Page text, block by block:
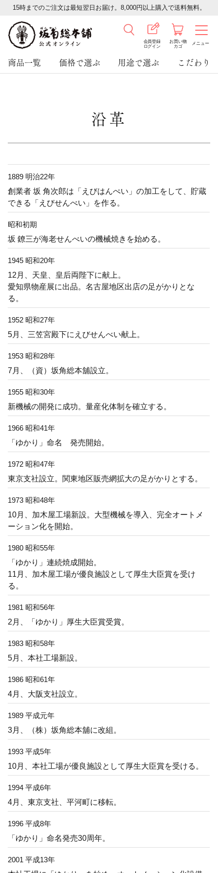
15時までのご注文は最短翌日お届け。8,000円以上購入で送料無料。
会員登録
ログイン
お買い物
カゴ
メニュー
商品一覧 価格で選ぶ 用途で選ぶ こだわり
沿革
1889 明治22年
創業者 坂 角次郎は「えびはんぺい」の加工をして、貯蔵
できる「えびせんべい」を作る。
昭和初期
坂 鐐三が海老せんべいの機械焼きを始める。
1945 昭和20年
12月、天皇、皇后両陛下に献上。
愛知県物産展に出品。名古屋地区出店の足がかりとな
る。
1952 昭和27年
5月、三笠宮殿下にえびせんべい献上。
1953 昭和28年
7月、（資）坂角総本舖設立。
1955 昭和30年
新機械の開発に成功。量産化体制を確立する。
1966 昭和41年
「ゆかり」命名 発売開始。
1972 昭和47年
東京支社設立。関東地区販売網拡大の足がかりとする。
1973 昭和48年
10月、加木屋工場新設。大型機械を導入、完全オートメ
ーション化を開始。
1980 昭和55年
「ゆかり」連続焼成開始。
11月、加木屋工場が優良施設として厚生大臣賞を受け
る。
1981 昭和56年
2月、「ゆかり」厚生大臣賞受賞。
1983 昭和58年
5月、本社工場新設。
1986 昭和61年
4月、大阪支社設立。
1989 平成元年
3月、（株）坂角総本舖に改組。
1993 平成5年
10月、本社工場が優良施設として厚生大臣賞を受ける。
1994 平成6年
4月、東京支社、平河町に移転。
1996 平成8年
「ゆかり」命名発売30周年。
2001 平成13年